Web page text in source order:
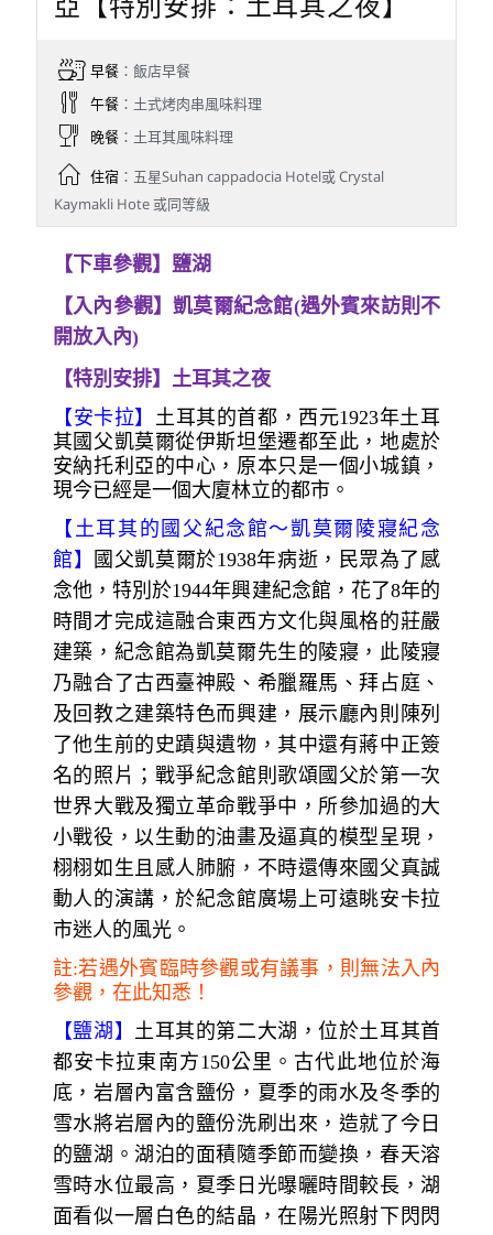
早餐：飯店早餐
午餐：土式烤肉串風味料理
晚餐：土耳其風味料理
住宿：五星Suhan cappadocia Hotel或 Crystal
Kaymakli Hote 或同等級
【下車參觀】鹽湖
【入內參觀】凱莫爾紀念館(遇外賓來訪則不
開放入內)
【特別安排】土耳其之夜
【安卡拉】 土耳其的首都，西元1923年土耳
其國父凱莫爾從伊斯坦堡遷都至此，地處於
安納托利亞的中心，原本只是一個小城鎮，
現今已經是一個大廈林立的都市。
【 土耳其的國父紀念館～凱莫爾陵寢紀念
館】
國父凱莫爾於1938年病逝，民眾為了感
念他，特別於1944年興建紀念館，花了8年的
時間才完成這融合東西方文化與風格的莊嚴
建築，紀念館為凱莫爾先生的陵寢，此陵寢
乃融合了古西臺神殿、希臘羅馬、拜占庭、
及回教之建築特色而興建，展示廳內則陳列
了他生前的史蹟與遺物，其中還有蔣中正簽
名的照片；戰爭紀念館則歌頌國父於第一次
世界大戰及獨立革命戰爭中，所參加過的大
小戰役，以生動的油畫及逼真的模型呈現，
栩栩如生且感人肺腑，不時還傳來國父真誠
動人的演講，於紀念館廣場上可遠眺安卡拉
市迷人的風光。
註:若遇外賓臨時參觀或有議事，則無法入內
參觀，在此知悉！
【鹽湖】 土耳其的第二大湖，位於土耳其首
都安卡拉東南方150公里。古代此地位於海
底，岩層內富含鹽份，夏季的雨水及冬季的
雪水將岩層內的鹽份洗刷出來，造就了今日
的鹽湖。湖泊的面積隨季節而變換，春天溶
雪時水位最高，夏季日光曝曬時間較長，湖
面看似一層白色的結晶，在陽光照射下閃閃